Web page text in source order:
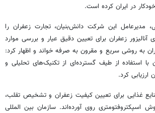
خودکار در ایران کرده است.
، مدیرعامل این شرکت دانش‌بنیان، تجارت زعفران را
آنالیزور زعفران برای تعیین دقیق عیار و بررسی موارد
به روشی سریع و مقرون به صرفه خواند و اظهار کرد:
با استفاده از طیف گسترده‌ای از تکنیک‌های تحلیلی و
ارزیابی کرد.
غذایی برای تعیین کیفیت زعفران و تشخیص تقلب،
اسپکتروفتومتریروی آورده‌اند. سازمان بین المللی